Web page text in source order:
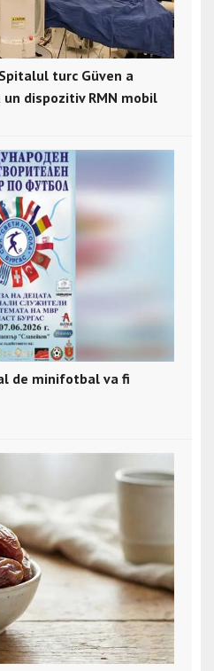
turc Güven a
dispozitiv RMN mobil
de minifotbal va fi